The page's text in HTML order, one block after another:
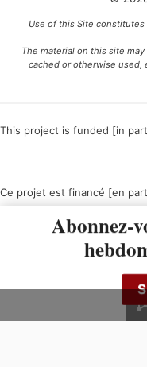
Use of this Site
The material on this site
cached or otherwise
This project is funded [in
Ce projet est financé [en
Abonnez-